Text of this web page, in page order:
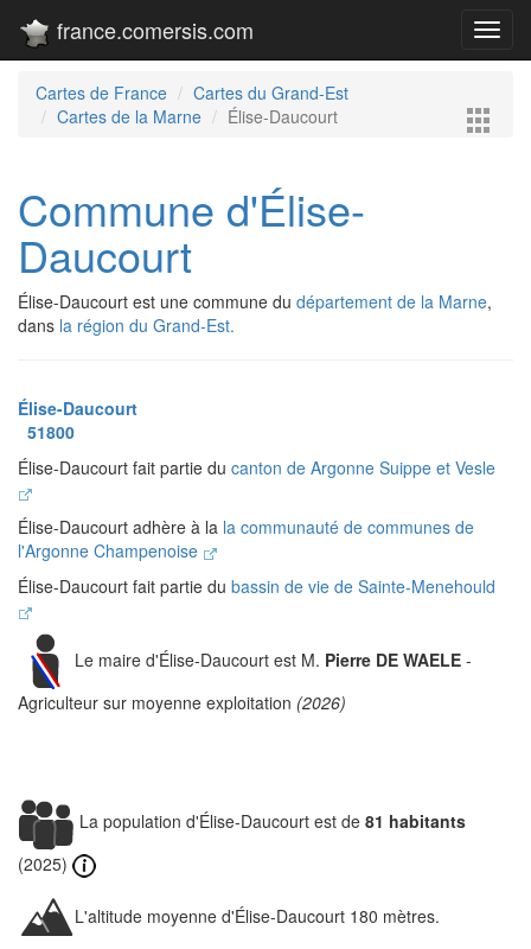
france.comersis.com
Cartes de France
Cartes du Grand-Est
Cartes de la Marne
Élise-Daucourt
Commune d'Élise-
Daucourt
Élise-Daucourt est une commune du département de la Marne,
dans la région du Grand-Est.
Élise-Daucourt
51800
Élise-Daucourt fait partie du canton de Argonne Suippe et Vesle
Élise-Daucourt adhère à la la communauté de communes de
l'Argonne Champenoise
Élise-Daucourt fait partie du bassin de vie de Sainte-Menehould
Le maire d'Élise-Daucourt est M. Pierre DE WAELE -
Agriculteur sur moyenne exploitation (2026)
La population d'Élise-Daucourt est de 81 habitants
(2025)
L'altitude moyenne d'Élise-Daucourt 180 mètres.